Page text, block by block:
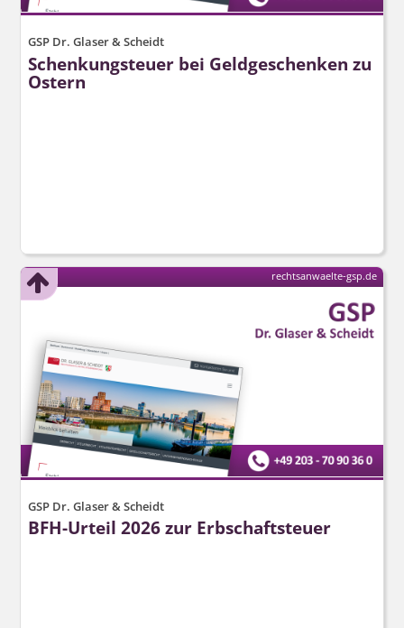
GSP Dr. Glaser & Scheidt
Schenkungsteuer bei Geldgeschenken zu
Ostern
GSP Dr. Glaser & Scheidt
BFH-Urteil 2026 zur Erbschaftsteuer
rechtsanwaelte-gsp.de